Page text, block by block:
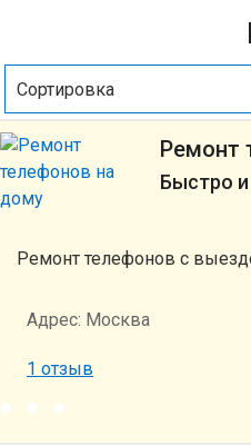
Сортировка
Ремонт
Быстро
Ремонт телефонов с
Адрес: Москва
1 отзыв